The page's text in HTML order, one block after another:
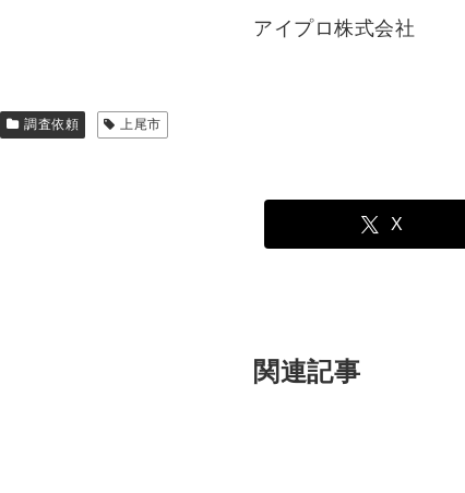
アイプロ株式会社
調査依頼 上尾市
X
関連記事